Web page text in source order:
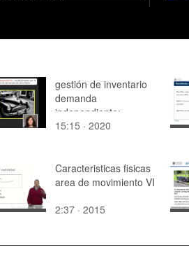
gestión de inventario
demanda
independiente:
modelos deterministas
15:15 · 2020
Caracteristicas fisicas
area de movimiento VI
2:37 · 2015